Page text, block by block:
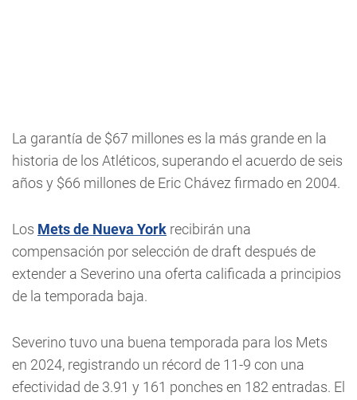
La garantía de $67 millones es la más grande en la
historia de los Atléticos, superando el acuerdo de seis
años y $66 millones de Eric Chávez firmado en 2004.
Los Mets de Nueva York recibirán una
compensación por selección de draft después de
extender a Severino una oferta calificada a principios
de la temporada baja.
Severino tuvo una buena temporada para los Mets
en 2024, registrando un récord de 11-9 con una
efectividad de 3.91 y 161 ponches en 182 entradas. El